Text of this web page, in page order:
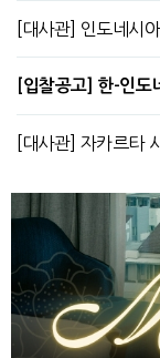
[대사관] 인도네시
[입찰공고] 한-인도
[대사관] 자카르타